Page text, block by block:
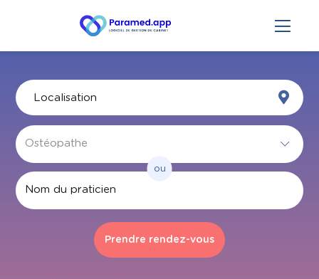
Par nom
ou